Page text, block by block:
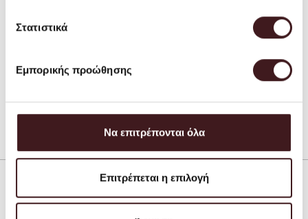
Στατιστικά
Εμπορικής προώθησης
Να επιτρέπονται όλα
Επιτρέπεται η επιλογή
Contact About